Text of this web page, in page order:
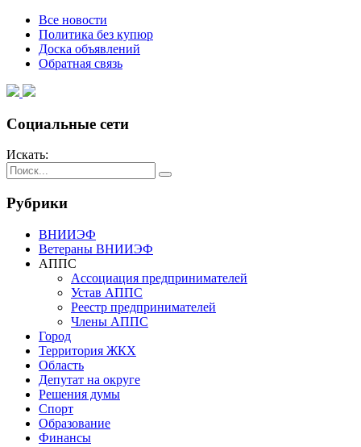
Все новости
Политика без купюр
Доска объявлений
Обратная связь
Социальные сети
Искать:
Рубрики
ВНИИЭФ
Ветераны ВНИИЭФ
АППС
Ассоциация предпринимателей
Устав АППС
Реестр предпринимателей
Члены АППС
Город
Территория ЖКХ
Область
Депутат на округе
Решения думы
Спорт
Образование
Финансы